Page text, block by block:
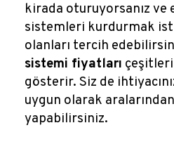
kirada oturuyorsanız ve
sistemleri kurdurmak
olanları tercih
sistemi fiyatları
gösterir. Siz de
uygun olarak
yapabilirsiniz.